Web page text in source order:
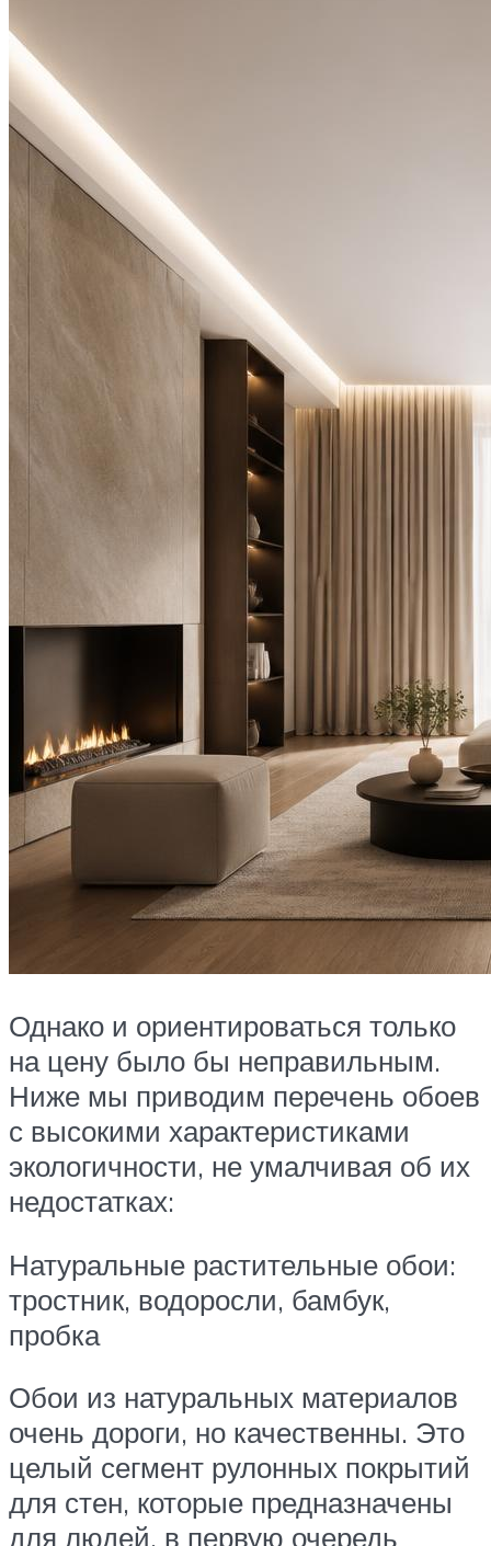
Однако и ориентироваться только
на цену было бы неправильным.
Ниже мы приводим перечень обоев
с высокими характеристиками
экологичности, не умалчивая об их
недостатках:
Натуральные растительные обои:
тростник, водоросли, бамбук,
пробка
Обои из натуральных материалов
очень дороги, но качественны. Это
целый сегмент рулонных покрытий
для стен, которые предназначены
для людей, в первую очередь